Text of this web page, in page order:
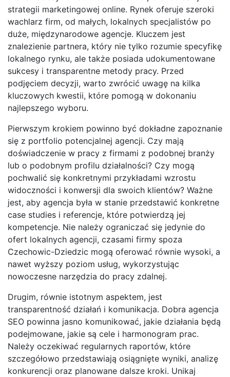
strategii marketingowej online. Rynek oferuje szeroki
wachlarz firm, od małych, lokalnych specjalistów po
duże, międzynarodowe agencje. Kluczem jest
znalezienie partnera, który nie tylko rozumie specyfikę
lokalnego rynku, ale także posiada udokumentowane
sukcesy i transparentne metody pracy. Przed
podjęciem decyzji, warto zwrócić uwagę na kilka
kluczowych kwestii, które pomogą w dokonaniu
najlepszego wyboru.
Pierwszym krokiem powinno być dokładne zapoznanie
się z portfolio potencjalnej agencji. Czy mają
doświadczenie w pracy z firmami z podobnej branży
lub o podobnym profilu działalności? Czy mogą
pochwalić się konkretnymi przykładami wzrostu
widoczności i konwersji dla swoich klientów? Ważne
jest, aby agencja była w stanie przedstawić konkretne
case studies i referencje, które potwierdzą jej
kompetencje. Nie należy ograniczać się jedynie do
ofert lokalnych agencji, czasami firmy spoza
Czechowic-Dziedzic mogą oferować równie wysoki, a
nawet wyższy poziom usług, wykorzystując
nowoczesne narzędzia do pracy zdalnej.
Drugim, równie istotnym aspektem, jest
transparentność działań i komunikacja. Dobra agencja
SEO powinna jasno komunikować, jakie działania będą
podejmowane, jakie są cele i harmonogram prac.
Należy oczekiwać regularnych raportów, które
szczegółowo przedstawiają osiągnięte wyniki, analizę
konkurencji oraz planowane dalsze kroki. Unikaj